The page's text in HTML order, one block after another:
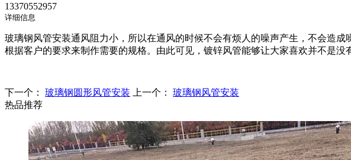
13370552957
详细信息
玻璃钢风管安装通风阻力小，所以在通风的时候不会有烦人的噪声产生，不会造
根据客户的要求来制作需要的规格。由此可见，镀锌风管能够让大家喜欢并不是
下一个： 玻璃钢圆形风管安装 上一个： 玻璃钢风管安装
热品推荐